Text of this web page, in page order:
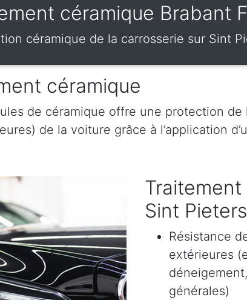
céramique Brabant
céramique de la carrosserie sur Sint
céramique
de céramique offre une protection
de la voiture grâce à l’application
Sint
Résistance
extérieures
générales)